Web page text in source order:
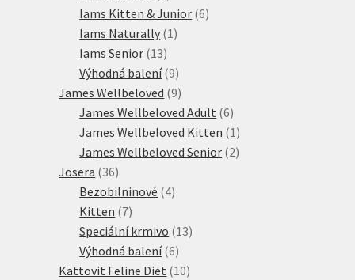
produkty
Iams Kitten & Junior 66
Iams Naturally 1 1
Iams Senior 1313
produktů
Výhodná balení 99
produktů
James Wellbeloved 99
produktů
James Wellbeloved Adult 66
produktů
James Wellbeloved Kitten 1 1
produkt
James Wellbeloved Senior 22
Josera 3636
produktů
Bezobilninové 44
Kitten 77
produktů
Speciální krmivo 1313
Výhodná balení 66
produktů
Kattovit Feline Diet 1010